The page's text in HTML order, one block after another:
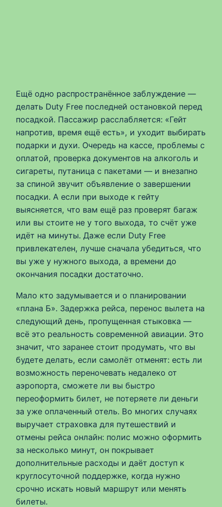
Ещё одно распространённое заблуждение —
делать Duty Free последней остановкой перед
посадкой. Пассажир расслабляется: «Гейт
напротив, время ещё есть», и уходит выбирать
подарки и духи. Очередь на кассе, проблемы с
оплатой, проверка документов на алкоголь и
сигареты, путаница с пакетами — и внезапно
за спиной звучит объявление о завершении
посадки. А если при выходе к гейту
выясняется, что вам ещё раз проверят багаж
или вы стоите не у того выхода, то счёт уже
идёт на минуты. Даже если Duty Free
привлекателен, лучше сначала убедиться, что
вы уже у нужного выхода, а времени до
окончания посадки достаточно.
Мало кто задумывается и о планировании
«плана Б». Задержка рейса, перенос вылета на
следующий день, пропущенная стыковка —
всё это реальность современной авиации. Это
значит, что заранее стоит продумать, что вы
будете делать, если самолёт отменят: есть ли
возможность переночевать недалеко от
аэропорта, сможете ли вы быстро
переоформить билет, не потеряете ли деньги
за уже оплаченный отель. Во многих случаях
выручает страховка для путешествий и
отмены рейса онлайн: полис можно оформить
за несколько минут, он покрывает
дополнительные расходы и даёт доступ к
круглосуточной поддержке, когда нужно
срочно искать новый маршрут или менять
билеты.